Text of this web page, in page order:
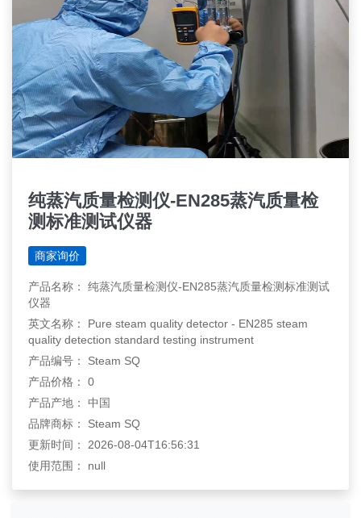
纯蒸汽质量检测仪-EN285蒸汽质量检
测标准测试仪器
商家询价
产品名称： 纯蒸汽质量检测仪-EN285蒸汽质量检测标准测试
仪器
英文名称： Pure steam quality detector - EN285 steam
quality detection standard testing instrument
产品编号： Steam SQ
产品价格： 0
产品产地： 中国
品牌商标： Steam SQ
更新时间： 2026-08-04T16:56:31
使用范围： null